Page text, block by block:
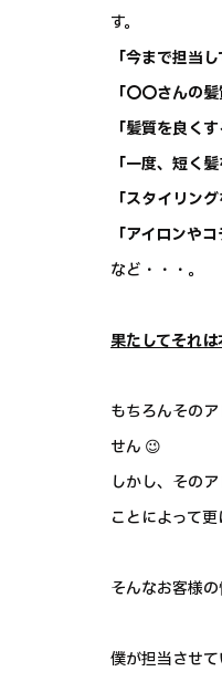
す。
「今まで担当
「〇〇さんの
「髪質を良く
「一度、短く
「スタイリン
「アイロンや
など・・・。
果たしてそれ
もちろんその
せん 😉
しかし、その
ことによって
そんなお客様
僕が担当させ